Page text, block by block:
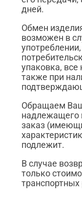
дней.
Обмен
возможен в
упаковка,
также при
Обращаем
надлежащего
заказ
подлежит.
В случае
только
транспортных